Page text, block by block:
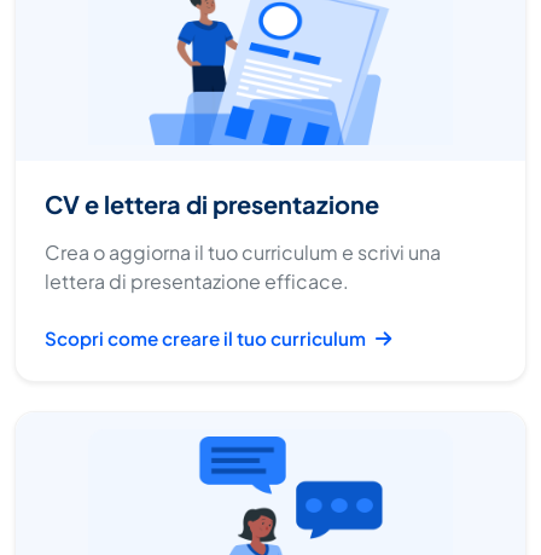
CV e lettera di presentazione
Crea o aggiorna il tuo curriculum e scrivi una
lettera di presentazione efficace.
Scopri come creare il tuo curriculum